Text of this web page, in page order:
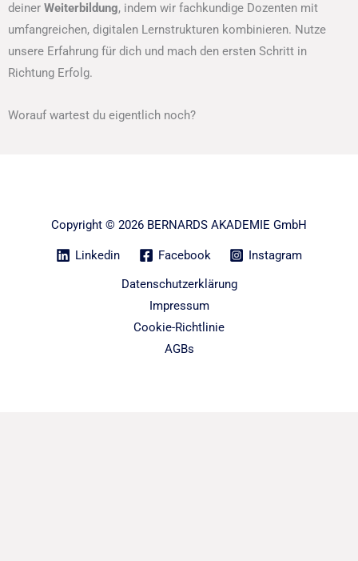
deiner Weiterbildung, indem wir fachkundige Dozenten mit
umfangreichen, digitalen Lernstrukturen kombinieren. Nutze
unsere Erfahrung für dich und mach den ersten Schritt in
Richtung Erfolg.
Worauf wartest du eigentlich noch?
Copyright © 2026 BERNARDS AKADEMIE GmbH
Linkedin Facebook
Instagram
Datenschutzerklärung
Impressum
Cookie-Richtlinie
AGBs